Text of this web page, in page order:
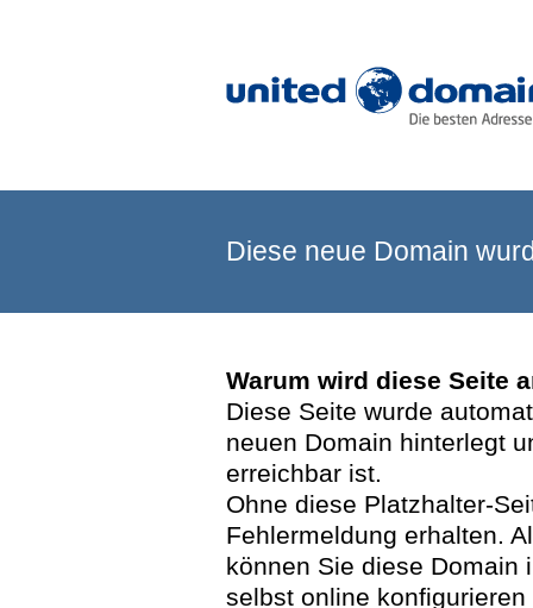
Diese neue Domain
Warum wird diese Seite
Diese Seite wurde
neuen Domain hinterlegt
erreichbar ist.
Ohne diese Platzhalter-
Fehlermeldung erhalten.
können Sie diese Domain
selbst online